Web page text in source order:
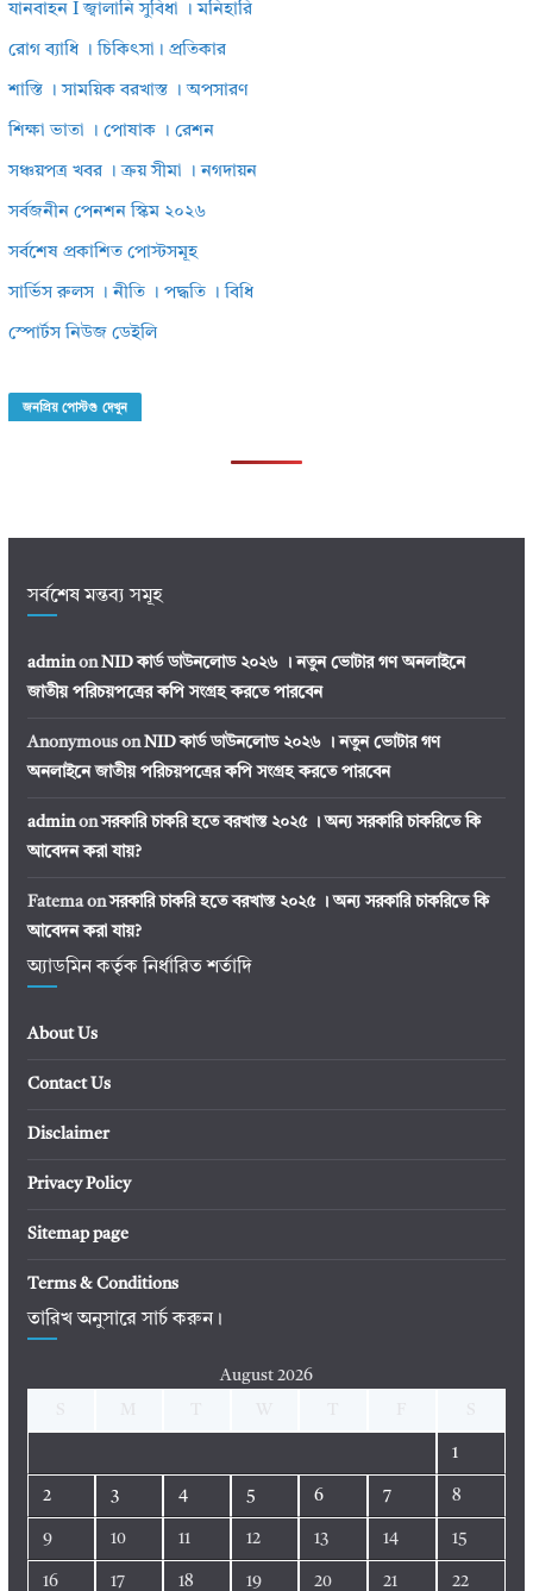
যানবাহন I জ্বালানি সুবিধা । মনিহারি
রোগ ব্যাধি । চিকিৎসা। প্রতিকার
শাস্তি । সাময়িক বরখাস্ত । অপসারণ
শিক্ষা ভাতা । পোষাক । রেশন
সঞ্চয়পত্র খবর । ক্রয় সীমা । নগদায়ন
সর্বজনীন পেনশন স্কিম ২০২৬
সর্বশেষ প্রকাশিত পোস্টসমূহ
সার্ভিস রুলস । নীতি । পদ্ধতি । বিধি
স্পোর্টস নিউজ ডেইলি
জনপ্রিয় পোস্টগু দেখুন
সর্বশেষ মন্তব্য সমূহ
adminon NID কার্ড ডাউনলোড ২০২৬ । নতুন ভোটার গণ অনলাইনে
জাতীয় পরিচয়পত্রের কপি সংগ্রহ করতে পারবেন
Anonymouson NID কার্ড ডাউনলোড ২০২৬ । নতুন ভোটার গণ
অনলাইনে জাতীয় পরিচয়পত্রের কপি সংগ্রহ করতে পারবেন
adminonসরকারি চাকরি হতে বরখাস্ত ২০২৫ । অন্য সরকারি চাকরিতে কি
আবেদন করা যায়?
Fatemaonসরকারি চাকরি হতে বরখাস্ত ২০২৫ । অন্য সরকারি চাকরিতে কি
আবেদন করা যায়?
অ্যাডমিন কর্তৃক নির্ধারিত শর্তাদি
About Us
Contact Us
Disclaimer
Privacy Policy
Sitemap page
Terms & Conditions
তারিখ অনুসারে সার্চ করুন।
August 2026
1
2 3 4 5 6 7 8
9 10 11 12 13 14 15
16 17 18 19 20 21 22